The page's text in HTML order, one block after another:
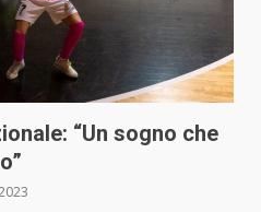
“Un sogno che